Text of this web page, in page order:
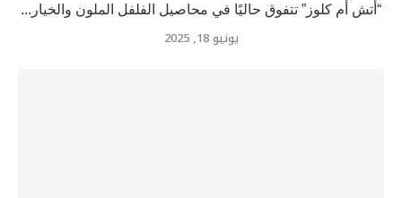
“أتش أم كلوز” تتفوق حاليًا في محاصيل الفلفل الملون والخيار...
يونيو 18, 2025